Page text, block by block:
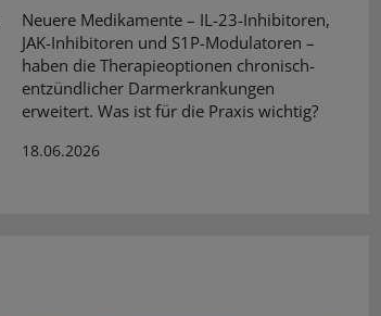
Neuere Medikamente – IL-23-Inhibitoren,
JAK-Inhibitoren und S1P-Modulatoren –
haben die Therapieoptionen chronisch-
entzündlicher Darmerkrankungen
erweitert. Was ist für die Praxis wichtig?
18.06.2026